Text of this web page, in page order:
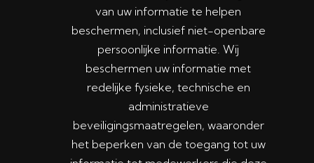
van uw informatie te helpen
beschermen, inclusief niet-openbare
persoonlijke informatie. Wij
beschermen uw informatie met
redelijke fysieke, technische en
administratieve
beveiligingsmaatregelen, waaronder
het beperken van de toegang tot uw